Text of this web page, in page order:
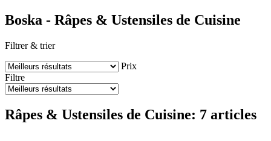
Boska - Râpes & Ustensiles de Cuisine
Filtrer & trier
Prix
Filtre
Râpes & Ustensiles de Cuisine: 7 articles